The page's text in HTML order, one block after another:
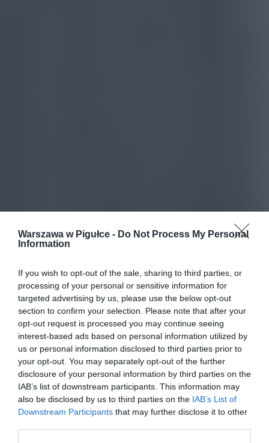
Warszawa w Pigułce - Do Not Process My Personal
Information
If you wish to opt-out of the sale, sharing to third parties, or
processing of your personal or sensitive information for
targeted advertising by us, please use the below opt-out
section to confirm your selection. Please note that after your
opt-out request is processed you may continue seeing
interest-based ads based on personal information utilized by
us or personal information disclosed to third parties prior to
your opt-out. You may separately opt-out of the further
disclosure of your personal information by third parties on the
IAB’s list of downstream participants. This information may
also be disclosed by us to third parties on the IAB’s List of
Downstream Participants that may further disclose it to other